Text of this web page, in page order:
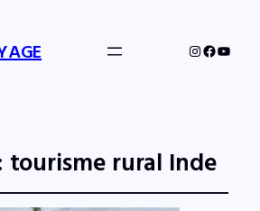
Instagram
tourisme rural Inde